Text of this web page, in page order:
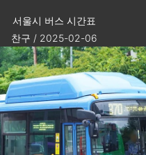
서울시 버스 시간표
찬구 / 2025-02-06